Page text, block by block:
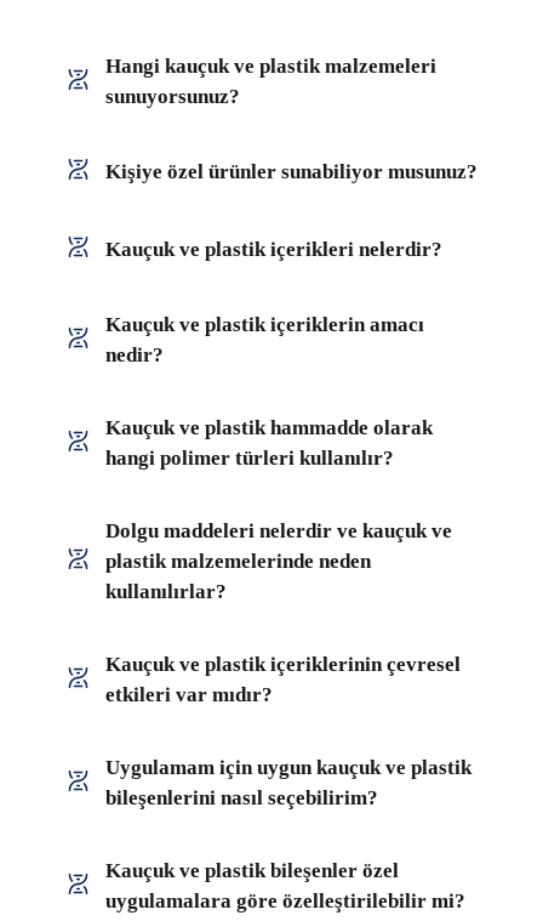
Hangi kauçuk ve plastik malzemeleri
sunuyorsunuz?
Kişiye özel ürünler sunabiliyor musunuz?
Kauçuk ve plastik içerikleri nelerdir?
Kauçuk ve plastik içeriklerin amacı
nedir?
Kauçuk ve plastik hammadde olarak
hangi polimer türleri kullanılır?
Dolgu maddeleri nelerdir ve kauçuk ve
plastik malzemelerinde neden
kullanılırlar?
Kauçuk ve plastik içeriklerinin çevresel
etkileri var mıdır?
Uygulamam için uygun kauçuk ve plastik
bileşenlerini nasıl seçebilirim?
Kauçuk ve plastik bileşenler özel
uygulamalara göre özelleştirilebilir mi?